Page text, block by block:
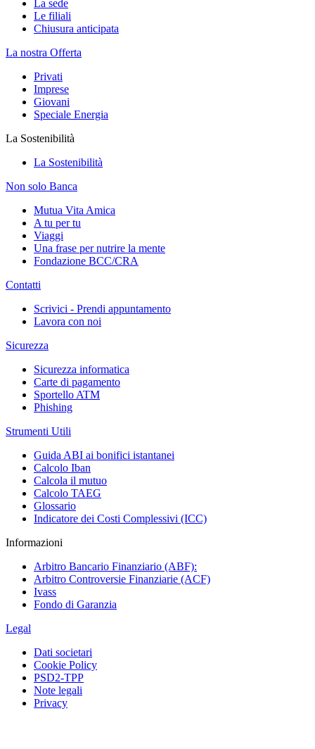
La sede
Le filiali
Chiusura anticipata
La nostra Offerta
Privati
Imprese
Giovani
Speciale Energia
La Sostenibilità
La Sostenibilità
Non solo Banca
Mutua Vita Amica
A tu per tu
Viaggi
Una frase per nutrire la mente
Fondazione BCC/CRA
Contatti
Scrivici - Prendi appuntamento
Lavora con noi
Sicurezza
Sicurezza informatica
Carte di pagamento
Sportello ATM
Phishing
Strumenti Utili
Guida ABI ai bonifici istantanei
Calcolo Iban
Calcola il mutuo
Calcolo TAEG
Glossario
Indicatore dei Costi Complessivi (ICC)
Informazioni
Arbitro Bancario Finanziario (ABF):
Arbitro Controversie Finanziarie (ACF)
Ivass
Fondo di Garanzia
Legal
Dati societari
Cookie Policy
PSD2-TPP
Note legali
Privacy